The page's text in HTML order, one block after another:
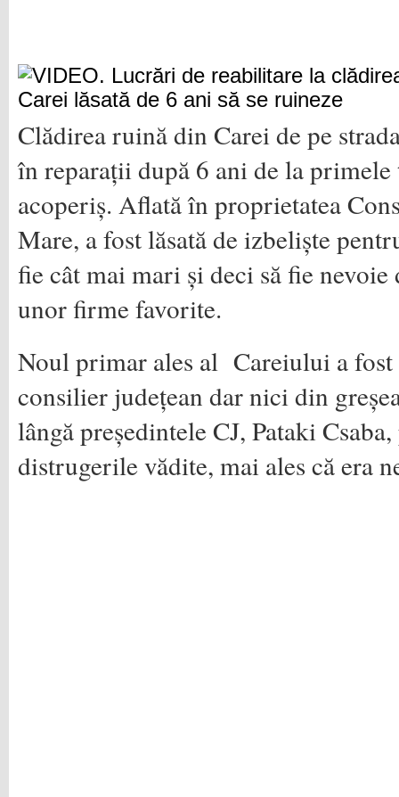
Clădirea ruină din Carei de pe
în reparații după 6 ani de la primele
acoperiș. Aflată în proprietatea
Mare, a fost lăsată de izbeliște
fie cât mai mari și deci să fie
unor firme favorite.
Noul primar ales al Careiului a
consilier județean dar nici din
lângă președintele CJ, Pataki
distrugerile vădite, mai ales că era